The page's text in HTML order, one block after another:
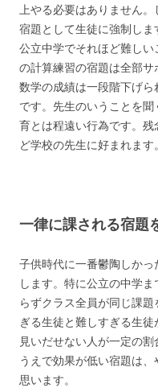
上やる必要はありません
宿題として生徒に強制しま
公立中学でそれほど難し
の計算練習の宿題は全部
数学の成績は一段階下げ
です。先生のいうことを
育とは程遠い行為です。
ど学校の先生に好まれます。
一律に課される宿題
子供時代に一番鬱陶しか
します。特に公立の中学
らずクラス全員が同じ課
ぎる生徒と難しすぎる生
見いだせない人が一定の
うえで効果が低い宿題は
思います。